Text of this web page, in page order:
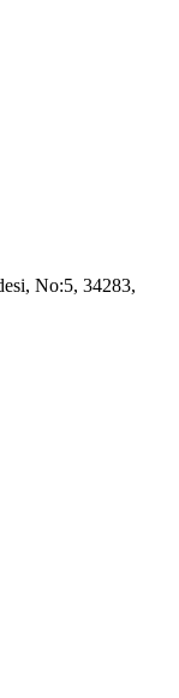
No:5, 34283,